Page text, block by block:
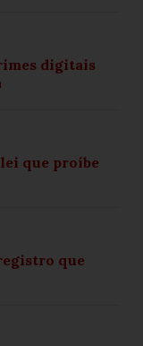
digitais
que proíbe
que